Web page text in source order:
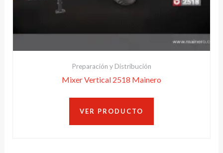
Preparación y Distribución
Mixer Vertical 2518 Mainero
VER PRODUCTO